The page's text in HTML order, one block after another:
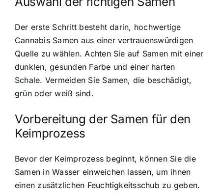
Der erste Schritt besteht darin, hochwertige
Cannabis Samen aus einer vertrauenswürdigen
Quelle zu wählen. Achten Sie auf Samen mit einer
dunklen, gesunden Farbe und einer harten
Schale. Vermeiden Sie Samen, die beschädigt,
grün oder weiß sind.
Vorbereitung der Samen für den
Keimprozess
Bevor der Keimprozess beginnt, können Sie die
Samen in Wasser einweichen lassen, um ihnen
einen zusätzlichen Feuchtigkeitsschub zu geben.